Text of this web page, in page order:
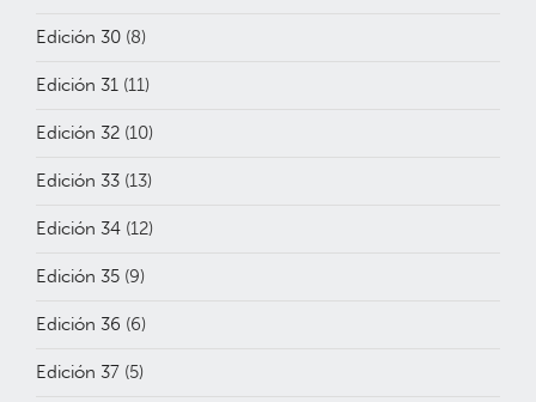
Edición 30 (8)
Edición 31 (11)
Edición 32 (10)
Edición 33 (13)
Edición 34 (12)
Edición 35 (9)
Edición 36 (6)
Edición 37 (5)